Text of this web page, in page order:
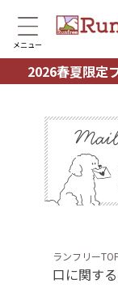
メニュー
2026春夏限定
ランフリー
口に関す